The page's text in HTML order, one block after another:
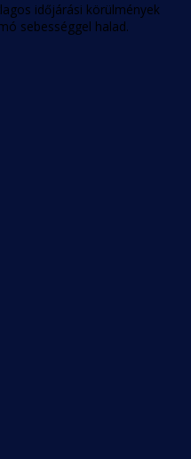
időjárási körülmények
sebességgel halad.